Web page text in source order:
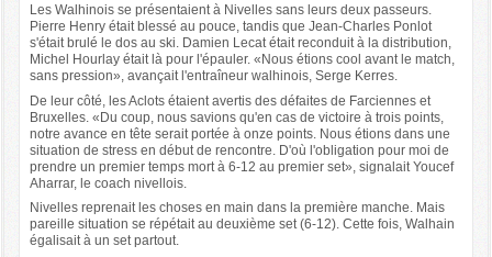
Les Walhinois se présentaient à Nivelles sans leurs deux passeurs.
Pierre Henry était blessé au pouce, tandis que Jean-Charles Ponlot
s'était brulé le dos au ski. Damien Lecat était reconduit à la distribution,
Michel Hourlay était là pour l'épauler. «Nous étions cool avant le match,
sans pression», avançait l'entraîneur walhinois, Serge Kerres.
De leur côté, les Aclots étaient avertis des défaites de Farciennes et
Bruxelles. «Du coup, nous savions qu'en cas de victoire à trois points,
notre avance en tête serait portée à onze points. Nous étions dans une
situation de stress en début de rencontre. D'où l'obligation pour moi de
prendre un premier temps mort à 6-12 au premier set», signalait Youcef
Aharrar, le coach nivellois.
Nivelles reprenait les choses en main dans la première manche. Mais
pareille situation se répétait au deuxième set (6-12). Cette fois, Walhain
égalisait à un set partout.